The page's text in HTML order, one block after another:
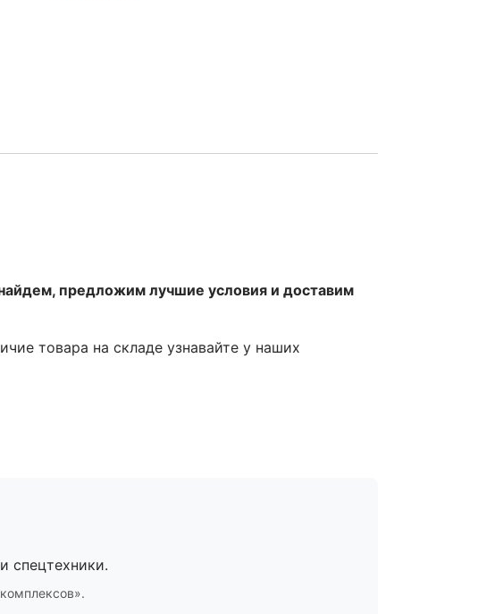
предложим лучшие условия и доставим
товара на складе узнавайте у наших
спецтехники.